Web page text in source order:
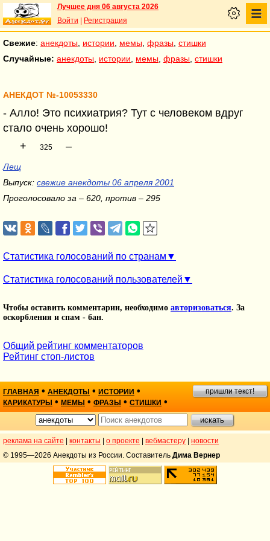
Лучшее дня 06 августа 2026
Войти
Регистрация
Свежие: анекдоты истории мемы фразы стишки
Случайные: анекдоты истории мемы фразы стишки
АНЕКДОТ №-10053330
- Алло! Это психиатрия? Тут с человеком вдруг
стало очень хорошо!
+
325 –
Лещ
Выпуск: свежие анекдоты 06 апреля 2001
Проголосовало за – 620, против – 295
Статистика голосований по странам
Статистика голосований пользователей
Чтобы оставить комментарии, необходимо авторизоваться. За
оскорбления и спам - бан.
Общий рейтинг комментаторов
Рейтинг стоп-листов
ГЛАВНАЯ • АНЕКДОТЫ • ИСТОРИИ •
КАРИКАТУРЫ • МЕМЫ • ФРАЗЫ • СТИШКИ •
пришли текст!
реклама на сайте контакты о проекте вебмастеру
новости
© 1995—2026 Анекдоты из России. Составитель Дима Вернер